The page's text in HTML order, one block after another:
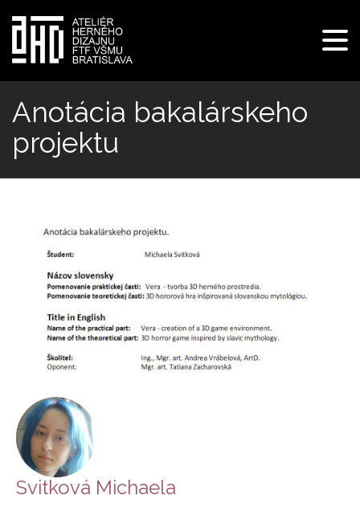
Skočiť
hlavný
obsah
Anotácia bakalárskeho
projektu
Svitková Michaela